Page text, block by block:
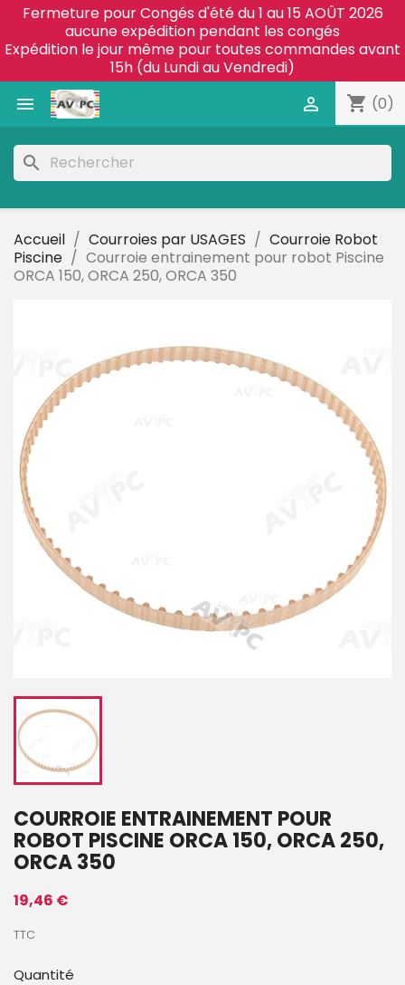
Fermeture pour Congés d'été du 1 au 15 AOÛT 2026
aucune expédition pendant les congés
Expédition le jour même pour toutes commandes avant
15h (du Lundi au Vendredi)
 shopping_cart (0)

search
Accueil Courroies par USAGES
Courroie Robot
Piscine
Courroie entrainement pour robot Piscine
ORCA 150, ORCA 250, ORCA 350
COURROIE ENTRAINEMENT POUR
ROBOT PISCINE ORCA 150, ORCA 250,
ORCA 350
19,46 €
TTC
Quantité